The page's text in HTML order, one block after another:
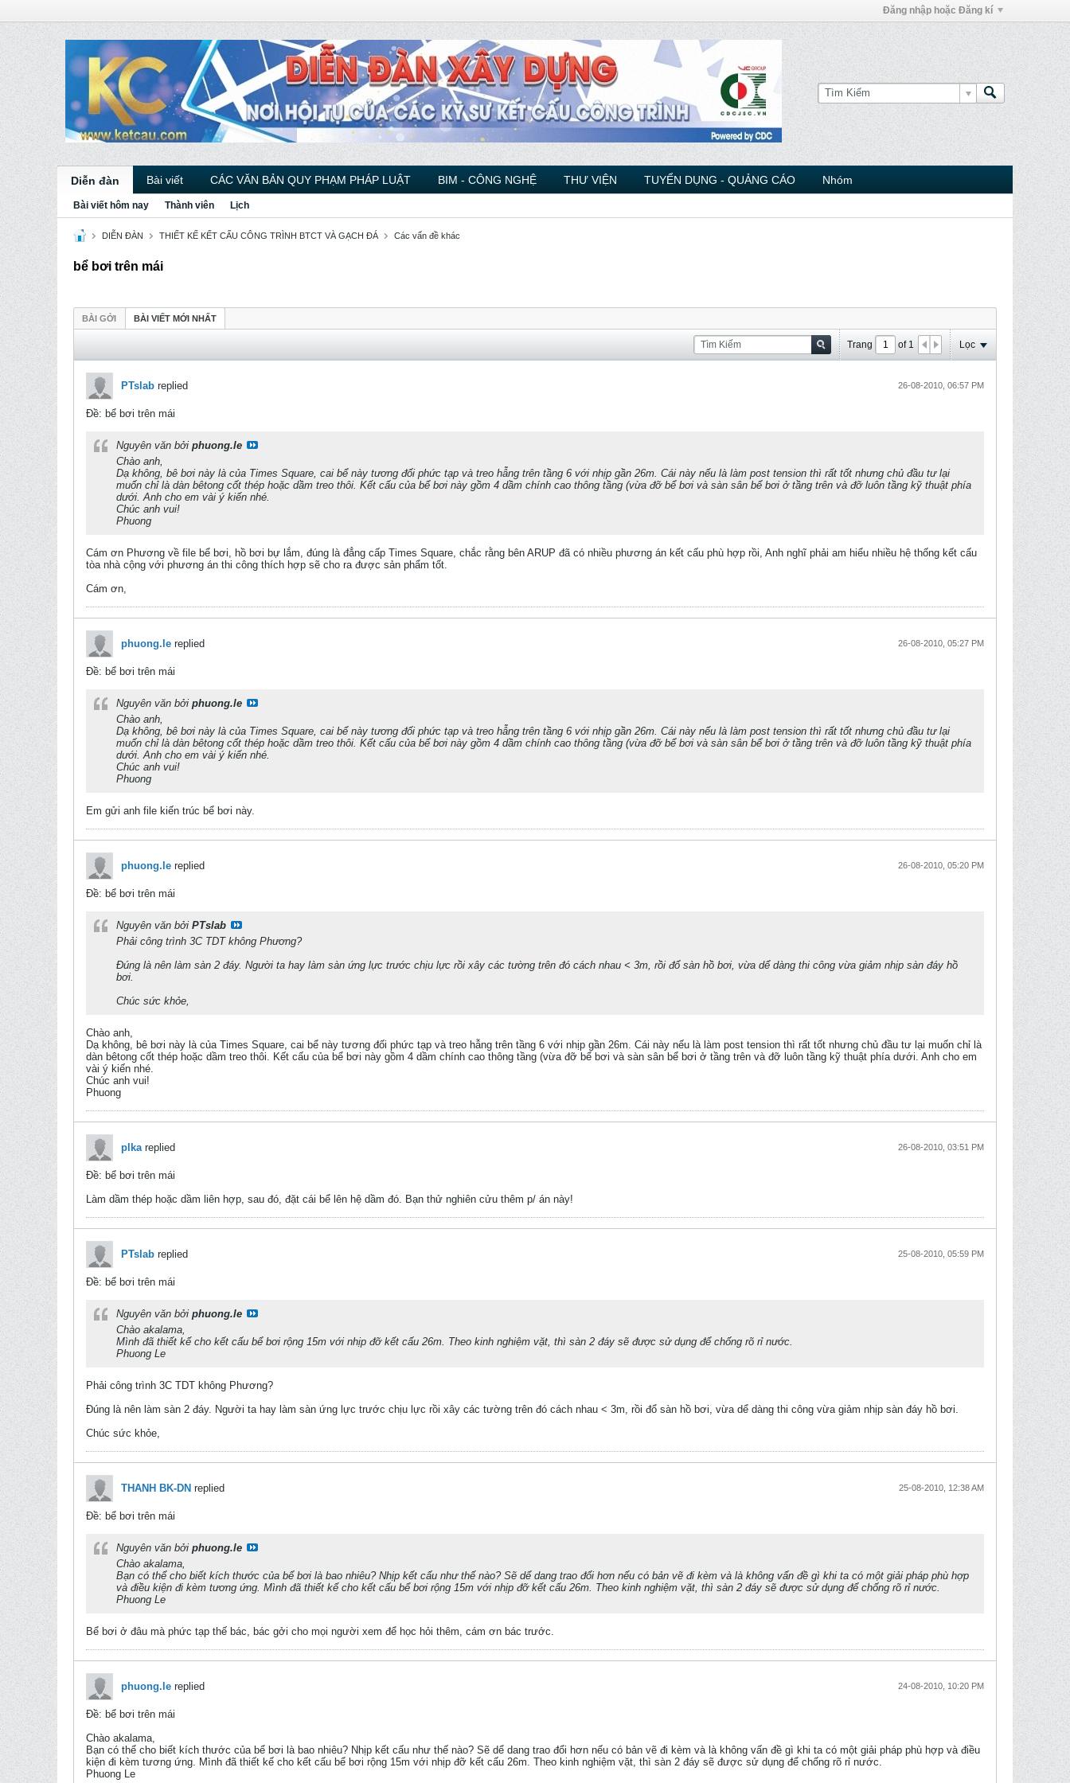
Đăng nhập hoặc Đăng kí
Diễn đàn Bài viết CÁC VĂN BẢN QUY PHẠM PHÁP LUẬT BIM - CÔNG NGHỆ THƯ VIỆN TUYỂN DỤNG - QUẢNG CÁO Nhóm
Bài viết hôm nay Thành viên Lịch
DIỄN ĐÀN THIẾT KẾ KẾT CẤU CÔNG TRÌNH BTCT VÀ GẠCH ĐÁ Các vấn đề khác
bể bơi trên mái
BÀI GỞI BÀI VIẾT MỚI NHẤT
Trang of 1 Lọc
PTslab replied 26-08-2010, 06:57 PM
Ðề: bể bơi trên mái
Nguyên văn bởi phuong.le
Chào anh,
Dạ không, bê bơi này là của Times Square, cai bể này tương đối phức tạp và treo hẫng trên tầng 6 với nhịp gần 26m. Cái này nếu là làm post tension thì rất tốt nhưng chủ đầu tư lại
muốn chỉ là dàn bêtong cốt thép hoặc dầm treo thôi. Kết cấu của bể bơi này gồm 4 dầm chính cao thông tầng (vừa đỡ bể bơi và sàn sân bể bơi ở tầng trên và đỡ luôn tầng kỹ thuật phía
dưới. Anh cho em vài ý kiến nhé.
Chúc anh vui!
Phuong
Cám ơn Phương về file bể bơi, hồ bơi bự lắm, đúng là đẳng cấp Times Square, chắc rằng bên ARUP đã có nhiều phương án kết cấu phù hợp rồi, Anh nghĩ phải am hiểu nhiều hệ thống kết cấu
tòa nhà cộng với phương án thi công thích hợp sẽ cho ra được sản phẩm tốt.
Cám ơn,
phuong.le replied 26-08-2010, 05:27 PM
Ðề: bể bơi trên mái
Nguyên văn bởi phuong.le
Chào anh,
Dạ không, bê bơi này là của Times Square, cai bể này tương đối phức tạp và treo hẫng trên tầng 6 với nhịp gần 26m. Cái này nếu là làm post tension thì rất tốt nhưng chủ đầu tư lại
muốn chỉ là dàn bêtong cốt thép hoặc dầm treo thôi. Kết cấu của bể bơi này gồm 4 dầm chính cao thông tầng (vừa đỡ bể bơi và sàn sân bể bơi ở tầng trên và đỡ luôn tầng kỹ thuật phía
dưới. Anh cho em vài ý kiến nhé.
Chúc anh vui!
Phuong
Em gửi anh file kiến trúc bể bơi này.
phuong.le replied 26-08-2010, 05:20 PM
Ðề: bể bơi trên mái
Nguyên văn bởi PTslab
Phải công trình 3C TDT không Phương?
Đúng là nên làm sàn 2 đáy. Người ta hay làm sàn ứng lực trước chịu lực rồi xây các tường trên đó cách nhau < 3m, rồi đổ sàn hồ bơi, vừa dể dàng thi công vừa giảm nhịp sàn đáy hồ
bơi.
Chúc sức khỏe,
Chào anh,
Dạ không, bê bơi này là của Times Square, cai bể này tương đối phức tạp và treo hẫng trên tầng 6 với nhịp gần 26m. Cái này nếu là làm post tension thì rất tốt nhưng chủ đầu tư lại muốn chỉ là
dàn bêtong cốt thép hoặc dầm treo thôi. Kết cấu của bể bơi này gồm 4 dầm chính cao thông tầng (vừa đỡ bể bơi và sàn sân bể bơi ở tầng trên và đỡ luôn tầng kỹ thuật phía dưới. Anh cho em
vài ý kiến nhé.
Chúc anh vui!
Phuong
plkareplied 26-08-2010, 03:51 PM
Ðề: bể bơi trên mái
Làm dầm thép hoặc dầm liên hợp, sau đó, đặt cái bể lên hệ dầm đó. Bạn thử nghiên cửu thêm p/ án này!
PTslab replied 25-08-2010, 05:59 PM
Ðề: bể bơi trên mái
Nguyên văn bởi phuong.le
Chào akalama,
Mình đã thiết kế cho kết cấu bể bơi rộng 15m với nhịp đỡ kết cấu 26m. Theo kinh nghiệm vặt, thì sàn 2 đáy sẽ được sử dụng để chống rõ rỉ nước.
Phuong Le
Phải công trình 3C TDT không Phương?
Đúng là nên làm sàn 2 đáy. Người ta hay làm sàn ứng lực trước chịu lực rồi xây các tường trên đó cách nhau < 3m, rồi đổ sàn hồ bơi, vừa dể dàng thi công vừa giảm nhịp sàn đáy hồ bơi.
Chúc sức khỏe,
THANH BK-DN replied 25-08-2010, 12:38 AM
Ðề: bể bơi trên mái
Nguyên văn bởi phuong.le
Chào akalama,
Bạn có thể cho biết kích thước của bể bơi là bao nhiêu? Nhịp kết cấu như thế nào? Sẽ dể dang trao đổi hơn nếu có bản vẽ đi kèm và là không vấn đề gì khi ta có một giải pháp phù hợp
và điều kiện đi kèm tương ứng. Mình đã thiết kế cho kết cấu bể bơi rộng 15m với nhịp đỡ kết cấu 26m. Theo kinh nghiệm vặt, thì sàn 2 đáy sẽ được sử dụng để chống rõ rỉ nước.
Phuong Le
Bể bơi ở đâu mà phức tạp thế bác, bác gởi cho mọi người xem để học hỏi thêm, cám ơn bác trước.
phuong.le replied 24-08-2010, 10:20 PM
Ðề: bể bơi trên mái
Chào akalama,
Bạn có thể cho biết kích thước của bể bơi là bao nhiêu? Nhịp kết cấu như thế nào? Sẽ dể dang trao đổi hơn nếu có bản vẽ đi kèm và là không vấn đề gì khi ta có một giải pháp phù hợp và điều
kiện đi kèm tương ứng. Mình đã thiết kế cho kết cấu bể bơi rộng 15m với nhịp đỡ kết cấu 26m. Theo kinh nghiệm vặt, thì sàn 2 đáy sẽ được sử dụng để chống rõ rỉ nước.
Phuong Le